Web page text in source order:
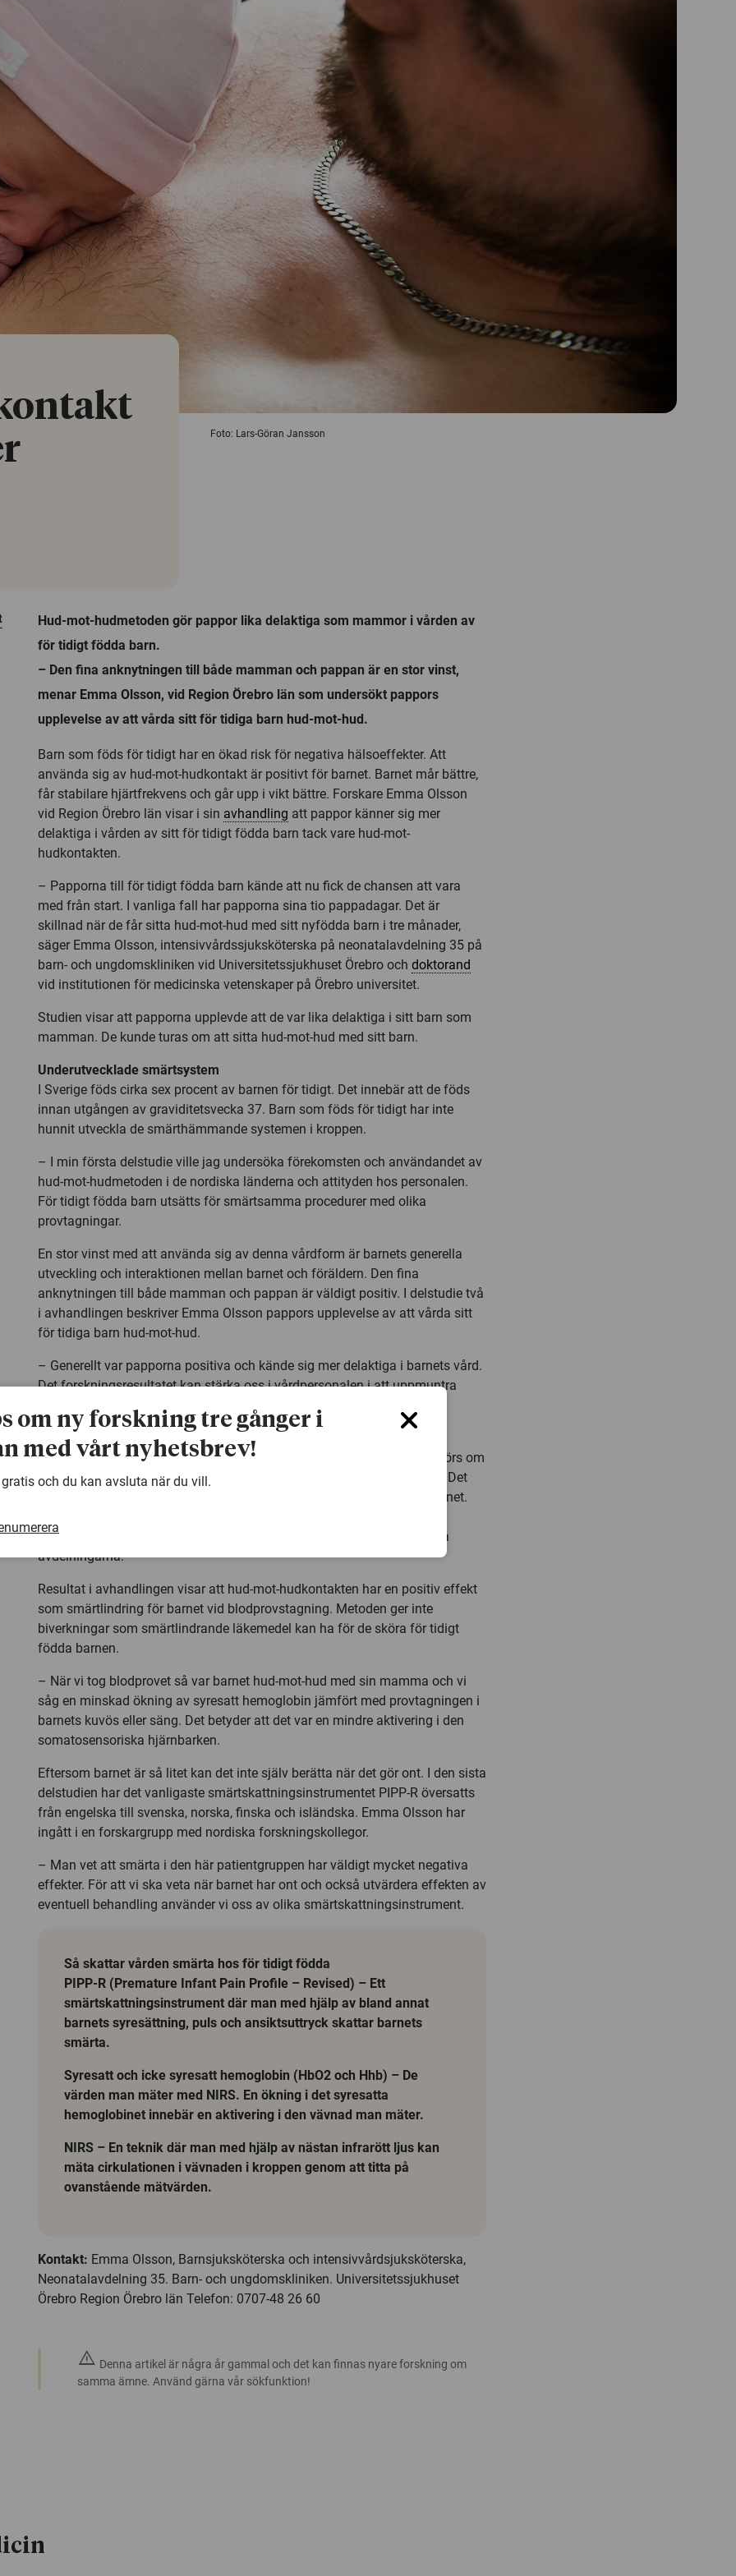
Foto: Lars-Göran Jansson
Hud-mot-hudmetoden gör pappor lika delaktiga som mammor i vården av
för tidigt födda barn.
– Den fina anknytningen till både mamman och pappan är en stor vinst,
menar Emma Olsson, vid Region Örebro län som undersökt pappors
upplevelse av att vårda sitt för tidiga barn hud-mot-hud.
Barn som föds för tidigt har en ökad risk för negativa hälsoeffekter. Att
använda sig av hud-mot-hudkontakt är positivt för barnet. Barnet mår bättre,
får stabilare hjärtfrekvens och går upp i vikt bättre. Forskare Emma Olsson
vid Region Örebro län visar i sin avhandling att pappor känner sig mer
delaktiga i vården av sitt för tidigt födda barn tack vare hud-mot-
hudkontakten.
– Papporna till för tidigt födda barn kände att nu fick de chansen att vara
med från start. I vanliga fall har papporna sina tio pappadagar. Det är
skillnad när de får sitta hud-mot-hud med sitt nyfödda barn i tre månader,
säger Emma Olsson, intensivvårdssjuksköterska på neonatalavdelning 35 på
barn- och ungdomskliniken vid Universitetssjukhuset Örebro och doktorand
vid institutionen för medicinska vetenskaper på Örebro universitet.
Studien visar att papporna upplevde att de var lika delaktiga i sitt barn som
mamman. De kunde turas om att sitta hud-mot-hud med sitt barn.
Underutvecklade smärtsystem
I Sverige föds cirka sex procent av barnen för tidigt. Det innebär att de föds
innan utgången av graviditetsvecka 37. Barn som föds för tidigt har inte
hunnit utveckla de smärthämmande systemen i kroppen.
– I min första delstudie ville jag undersöka förekomsten och användandet av
hud-mot-hudmetoden i de nordiska länderna och attityden hos personalen.
För tidigt födda barn utsätts för smärtsamma procedurer med olika
provtagningar.
En stor vinst med att använda sig av denna vårdform är barnets generella
utveckling och interaktionen mellan barnet och föräldern. Den fina
anknytningen till både mamman och pappan är väldigt positiv. I delstudie två
i avhandlingen beskriver Emma Olsson pappors upplevelse av att vårda sitt
för tidiga barn hud-mot-hud.
– Generellt var papporna positiva och kände sig mer delaktiga i barnets vård.
Det forskningsresultatet kan stärka oss i vårdpersonalen i att uppmuntra
Positivt med mindre vårdsalar
– Miljön på neonatalavdelningen kan förbättras om de stora salarna görs om
till mindre. Det blir då färre patienter i varje sal och ljudnivåerna sänks. Det
bästa vore om föräldrarna fick möjlighet att vara hos sitt barn hela dygnet.
neonatalavdelningarna runt om i norden men det kan bero på miljön på
avdelningarna.
Resultat i avhandlingen visar att hud-mot-hudkontakten har en positiv effekt
som smärtlindring för barnet vid blodprovstagning. Metoden ger inte
biverkningar som smärtlindrande läkemedel kan ha för de sköra för tidigt
födda barnen.
– När vi tog blodprovet så var barnet hud-mot-hud med sin mamma och vi
såg en minskad ökning av syresatt hemoglobin jämfört med provtagningen i
barnets kuvös eller säng. Det betyder att det var en mindre aktivering i den
somatosensoriska hjärnbarken.
Eftersom barnet är så litet kan det inte själv berätta när det gör ont. I den sista
delstudien har det vanligaste smärtskattningsinstrumentet PIPP-R översatts
från engelska till svenska, norska, finska och isländska. Emma Olsson har
ingått i en forskargrupp med nordiska forskningskollegor.
– Man vet att smärta i den här patientgruppen har väldigt mycket negativa
effekter. För att vi ska veta när barnet har ont och också utvärdera effekten av
eventuell behandling använder vi oss av olika smärtskattningsinstrument.
Så skattar vården smärta hos för tidigt födda
PIPP-R (Premature Infant Pain Profile – Revised) – Ett
smärtskattningsinstrument där man med hjälp av bland annat
barnets syresättning, puls och ansiktsuttryck skattar barnets
smärta.
Syresatt och icke syresatt hemoglobin (HbO2 och Hhb) – De
värden man mäter med NIRS. En ökning i det syresatta
hemoglobinet innebär en aktivering i den vävnad man mäter.
NIRS – En teknik där man med hjälp av nästan infrarött ljus kan
mäta cirkulationen i vävnaden i kroppen genom att titta på
ovanstående mätvärden.
Kontakt: Emma Olsson, Barnsjuksköterska och intensivvårdsjuksköterska,
Neonatalavdelning 35. Barn- och ungdomskliniken. Universitetssjukhuset
Örebro Region Örebro län Telefon: 0707-48 26 60
warning Denna artikel är några år gammal och det kan finnas nyare forskning om
samma ämne. Använd gärna vår sökfunktion!
om ny forskning tre gånger i
med vårt nyhetsbrev!
gratis och du kan avsluta när du vill.